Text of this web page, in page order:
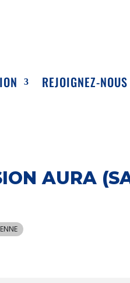
REJOIGNEZ-NOUS
AURA